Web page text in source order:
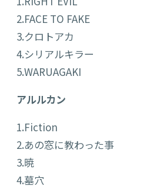
2.FACE TO FAKE
3.クロトアカ
4.シリアルキラー
5.WARUAGAKI
アルルカン
1.Fiction
2.あの窓に教わった事
3.暁
4.墓穴